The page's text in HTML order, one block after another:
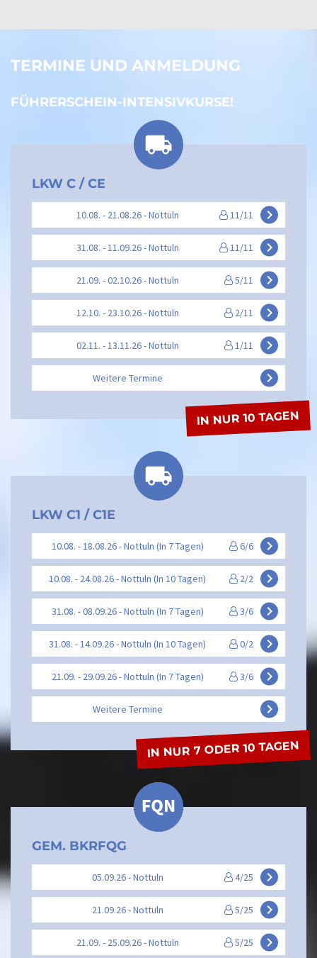
TERMINE UND ANMELDUNG
FÜHRERSCHEIN-INTENSIVKURSE!
LKW C / CE
10.08. - 21.08.26 - Nottuln 11/11 keyboard_arrow_right
31.08. - 11.09.26 - Nottuln 11/11 keyboard_arrow_right
21.09. - 02.10.26 - Nottuln 5/11 keyboard_arrow_right
12.10. - 23.10.26 - Nottuln 2/11 keyboard_arrow_right
02.11. - 13.11.26 - Nottuln 1/11 keyboard_arrow_right
Weitere Termine keyboard_arrow_right
IN NUR 10 TAGEN
LKW C1 / C1E
10.08. - 18.08.26 - Nottuln (In 7 Tagen) 6/6 keyboard_arrow_right
10.08. - 24.08.26 - Nottuln (In 10 Tagen) 2/2 keyboard_arrow_right
31.08. - 08.09.26 - Nottuln (In 7 Tagen) 3/6 keyboard_arrow_right
31.08. - 14.09.26 - Nottuln (In 10 Tagen) 0/2 keyboard_arrow_right
21.09. - 29.09.26 - Nottuln (In 7 Tagen) 3/6 keyboard_arrow_right
Weitere Termine keyboard_arrow_right
IN NUR 7 ODER 10 TAGEN
GEM. BKRFQG
05.09.26 - Nottuln 4/25 keyboard_arrow_right
21.09.26 - Nottuln 5/25 keyboard_arrow_right
21.09. - 25.09.26 - Nottuln 5/25 keyboard_arrow_right